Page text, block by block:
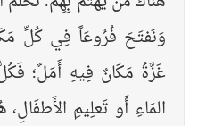
وَنَفتَحَ فُرُوعَاً فِي كُلِّ
غَزَّةُ مَكَانٌ فِيهِ أَمَلٌ؛
المَاءِ أَو تَعلِيمِ